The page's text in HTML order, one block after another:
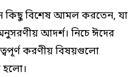
আদর্শ। নিচে ঈদের
করণীয় বিষয়গুলো
হলো।